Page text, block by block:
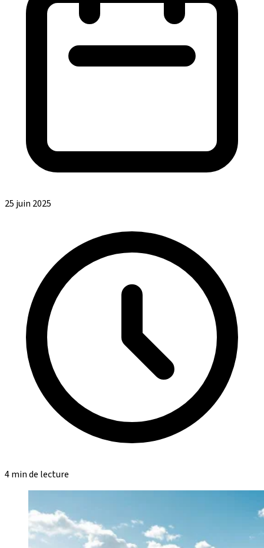
25 juin 2025
4 min de lecture